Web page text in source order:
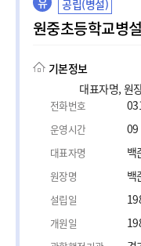
공립(병설)
원중초등학교병
기본정보
대표자명, 원
전화번호
운영시간 09
대표자명 백
원장명 백
설립일
개원일